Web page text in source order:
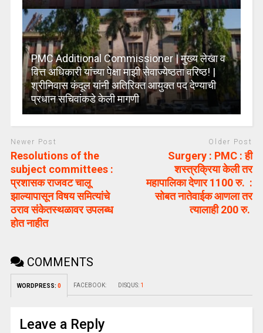
PMC Additional Commissioner | मुख्य लेखा व
वित्त अधिकारी यांच्या पेक्षा माझी सेवाज्येष्ठता वरिष्ठ! |
श्रीनिवास कंदूल यांनी अतिरिक्त आयुक्त पद देण्याची
प्रधान सचिवांकडे केली मागणी
Newer Post
Resolutions of the
subject committees :
प्रशासक राजवट चालू
झाल्यापासून विषय समित्यांचे
ठराव संकेतस्थळावर उपलब्ध
होत नाहीत
Older Post
Surgery : PMC : ही
शस्त्रक्रिया केली तर
महापालिका देणार 1100 रु. :
सोबत नातेवाईक आणला तर
त्यालाही 200 रु.
COMMENTS
WORDPRESS: 0 FACEBOOK: DISQUS: 1
Leave a Reply